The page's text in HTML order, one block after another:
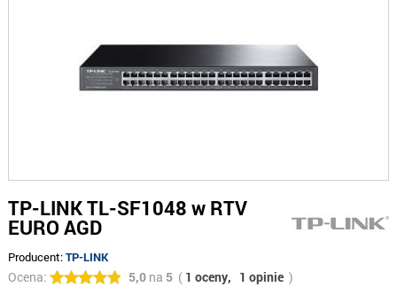
TP-LINK TL-SF1048 w RTV
EURO AGD
Producent:TP-LINK
Ocena: 5,0na 5( 1 oceny, 1 opinie )